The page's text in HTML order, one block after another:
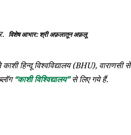
विशेष आभार: श्री अफ़लातून अफ़लू
हिन्दू विश्वविद्यालय (BHU), वाराणसी से
“काशी विश्विद्यालय”से लिए गये हैं.